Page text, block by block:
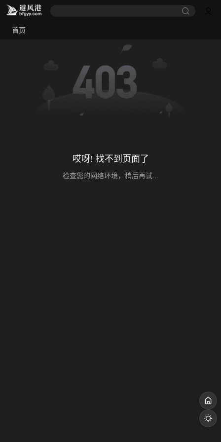
首页
哎呀! 找不到页面了
检查您的网络环境，稍后再试...